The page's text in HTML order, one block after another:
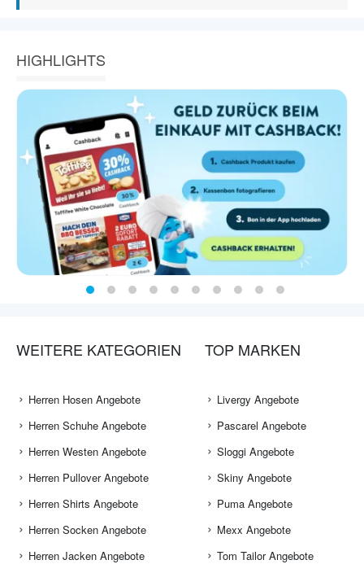
HIGHLIGHTS
WEITERE KATEGORIEN
Herren Hosen Angebote
Herren Schuhe Angebote
Herren Westen Angebote
Herren Pullover Angebote
Herren Shirts Angebote
Herren Socken Angebote
Herren Jacken Angebote
TOP MARKEN
Livergy Angebote
Pascarel Angebote
Sloggi Angebote
Skiny Angebote
Puma Angebote
Mexx Angebote
Tom Tailor Angebote